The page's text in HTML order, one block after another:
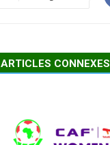
ARTICLES CONNEXES